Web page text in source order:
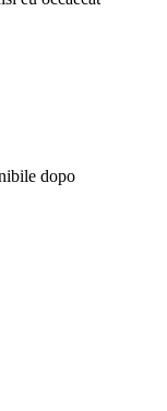
dopo